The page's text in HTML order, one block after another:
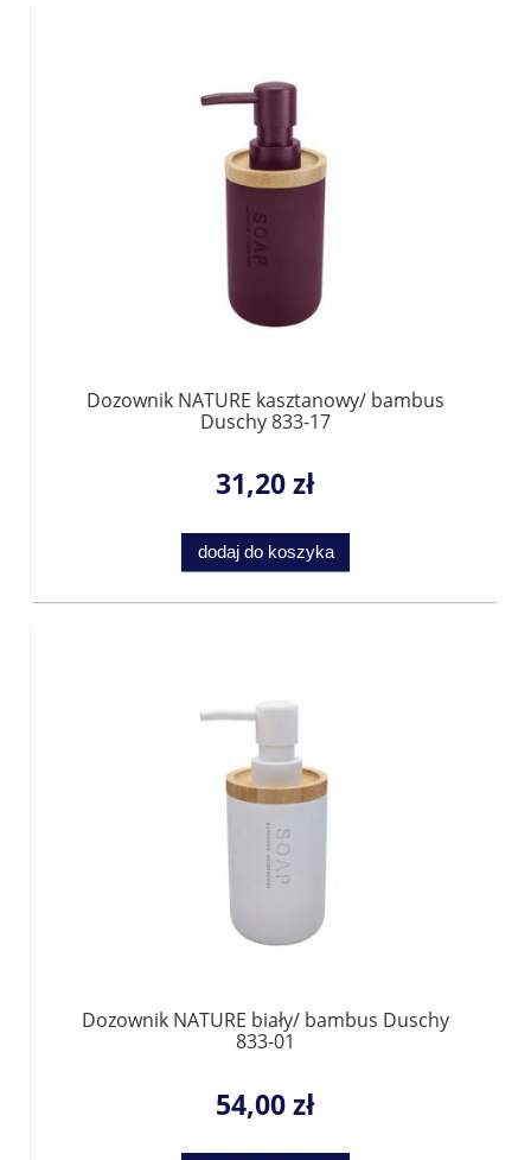
Dozownik NATURE kasztanowy/ bambus
Duschy 833-17
31,20 zł
dodaj do koszyka
Dozownik NATURE biały/ bambus Duschy
833-01
54,00 zł